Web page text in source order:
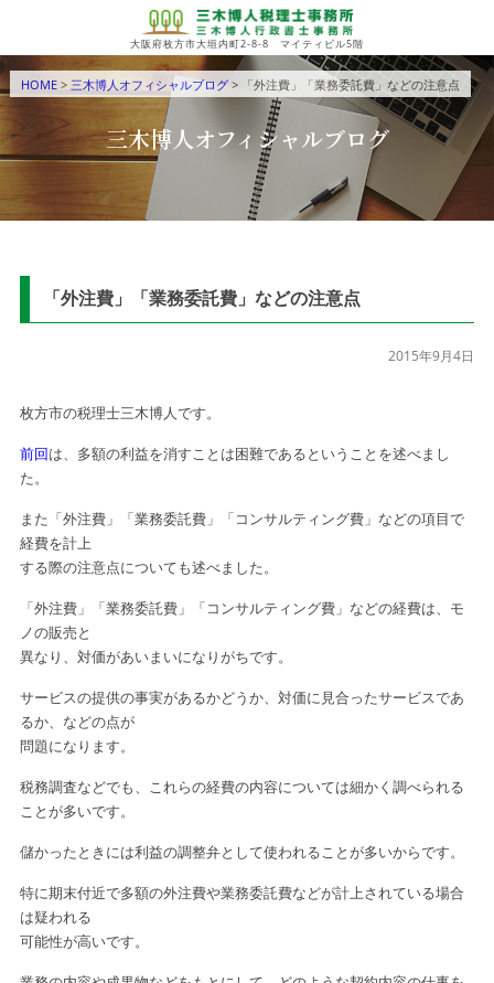
大阪府枚方市大垣内町2-8-8 マイティビル5階
HOME> 三木博人オフィシャルブログ> 「外注費」「業務委託費」などの注意点
三木博人オフィシャルブログ
「外注費」「業務委託費」などの注意点
2015年9月4日
枚方市の税理士三木博人です。
前回は、多額の利益を消すことは困難であるということを述べまし
た。
また「外注費」「業務委託費」「コンサルティング費」などの項目で
経費を計上
する際の注意点についても述べました。
「外注費」「業務委託費」「コンサルティング費」などの経費は、モ
ノの販売と
異なり、対価があいまいになりがちです。
サービスの提供の事実があるかどうか、対価に見合ったサービスであ
るか、などの点が
問題になります。
税務調査などでも、これらの経費の内容については細かく調べられる
ことが多いです。
儲かったときには利益の調整弁として使われることが多いからです。
特に期末付近で多額の外注費や業務委託費などが計上されている場合
は疑われる
可能性が高いです。